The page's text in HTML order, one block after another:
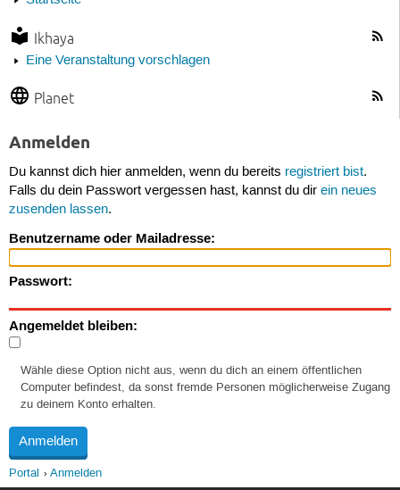
Ikhaya
Eine Veranstaltung vorschlagen
Planet
Anmelden
Du kannst dich hier anmelden, wenn du bereits registriert bist.
Falls du dein Passwort vergessen hast, kannst du dir ein neues
zusenden lassen.
Benutzername oder Mailadresse:
Passwort:
Angemeldet bleiben:
Wähle diese Option nicht aus, wenn du dich an einem öffentlichen
Computer befindest, da sonst fremde Personen möglicherweise Zugang
zu deinem Konto erhalten.
Portal Anmelden